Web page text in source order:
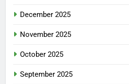
December 2025
November 2025
October 2025
September 2025